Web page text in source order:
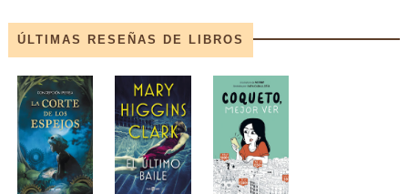
ÚLTIMAS RESEÑAS DE LIBROS